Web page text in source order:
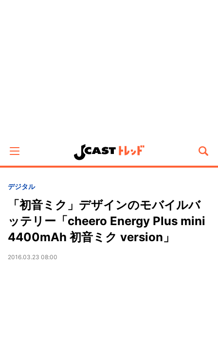
デジタル
「初音ミク」デザインのモバイルバ
ッテリー「cheero Energy Plus mini
4400mAh 初音ミク version」
2016.03.23 08:00